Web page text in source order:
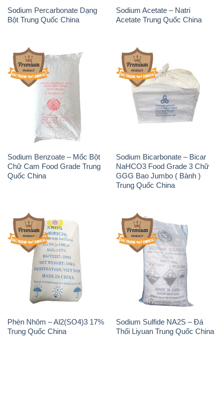
Sodium Benzoate – Mốc Bột
Chữ Cam Food Grade Trung
Quốc China
Sodium Bicarbonate – Bicar
NaHCO3 Food Grade 3 Chữ
GGG Bao Jumbo ( Bành )
Trung Quốc China
Phèn Nhôm – Al2(SO4)3 17%
Trung Quốc China
Sodium Sulfide NA2S – Đá
Thối Liyuan Trung Quốc China